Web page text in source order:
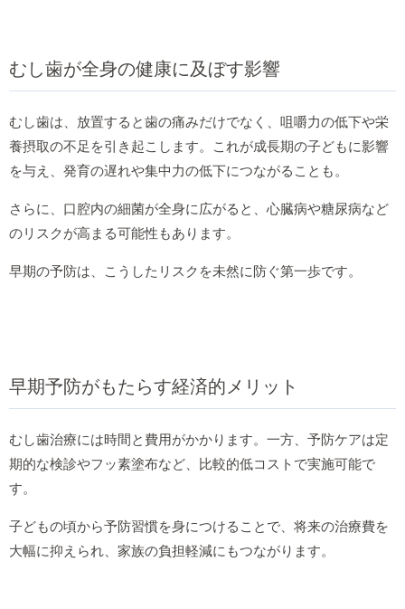
むし歯が全身の健康に及ぼす影響
むし歯は、放置すると歯の痛みだけでなく、咀嚼力の低下や栄
養摂取の不足を引き起こします。これが成長期の子どもに影響
を与え、発育の遅れや集中力の低下につながることも。
さらに、口腔内の細菌が全身に広がると、心臓病や糖尿病など
のリスクが高まる可能性もあります。
早期の予防は、こうしたリスクを未然に防ぐ第一歩です。
早期予防がもたらす経済的メリット
むし歯治療には時間と費用がかかります。一方、予防ケアは定
期的な検診やフッ素塗布など、比較的低コストで実施可能で
す。
子どもの頃から予防習慣を身につけることで、将来の治療費を
大幅に抑えられ、家族の負担軽減にもつながります。